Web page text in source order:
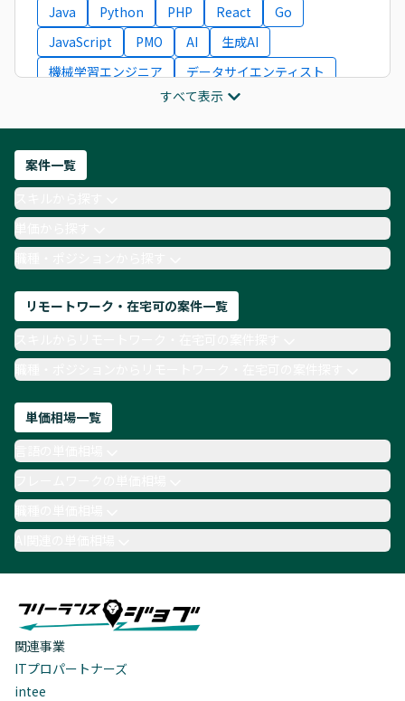
Java
Python PHP React
Go
JavaScript
PMO AI
生成AI
機械学習エンジニア
データサイエンティスト
ITコンサルタント
フロントエンドエンジニア
ネットワークエンジニア
AIエンジニア
Webデザイナー
月収100万円 業務委託
COBOL
Ruby
TypeScript
Laravel AWS
すべて表示
案件一覧
単価から探す
職種・ポジションから探す
リモートワーク・在宅可の案件一覧
職種・ポジションからリモートワーク・在宅可の案件探す
単価相場一覧
職種の単価相場
AI関連の単価相場
関連事業
ITプロパートナーズ
intee